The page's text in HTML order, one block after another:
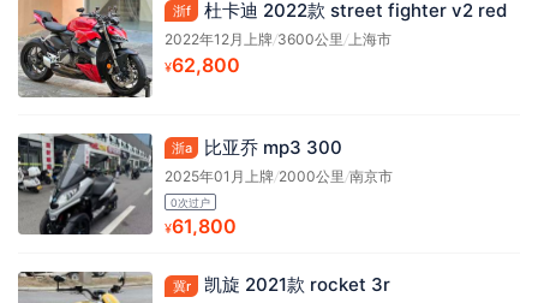
浙f 杜卡迪 2022款 street fighter v2 red
2022年12月上牌/3600公里 /上海市
¥62,800
浙a 比亚乔 mp3 300
2025年01月上牌/2000公里 /南京市
0次过户
¥61,800
冀r 凯旋 2021款 rocket 3r